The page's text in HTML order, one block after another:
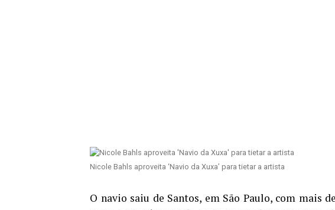
Nicole Bahls aproveita ‘Navio da Xuxa’ para tietar a artista
O navio saiu de Santos, em São Paulo, com mais